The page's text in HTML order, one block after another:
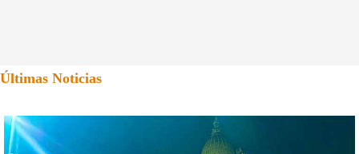
Últimas Noticias